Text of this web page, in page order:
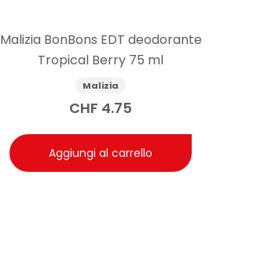
Malizia BonBons EDT deodorante
Tropical Berry 75 ml
Malizia
CHF 4.75
Aggiungi al carrello